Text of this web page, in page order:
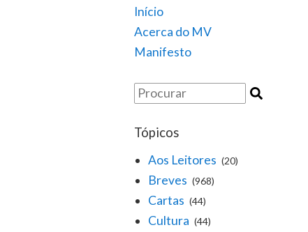
Início
Acerca do MV
Manifesto
Tópicos
Aos Leitores (20)
Breves (968)
Cartas (44)
Cultura (44)